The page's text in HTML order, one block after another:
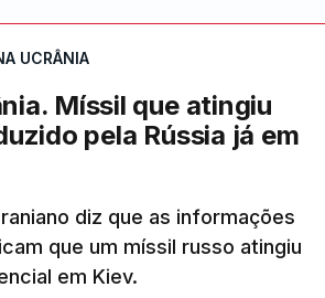
UCRÂNIA
Míssil que atingiu
pela Rússia já em
diz que as informações
que um míssil russo atingiu
em Kiev.